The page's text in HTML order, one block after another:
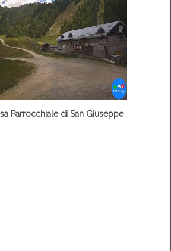
Parrocchiale di San Giuseppe